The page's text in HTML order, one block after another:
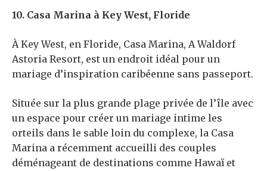
10. Casa Marina à Key West, Floride
À Key West, en Floride, Casa Marina, A Waldorf
Astoria Resort, est un endroit idéal pour un
mariage d’inspiration caribéenne sans passeport.
Située sur la plus grande plage privée de l’île avec
un espace pour créer un mariage intime les
orteils dans le sable loin du complexe, la Casa
Marina a récemment accueilli des couples
déménageant de destinations comme Hawaï et